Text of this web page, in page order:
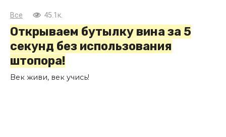
Все 45.1к.
Открываем бутылку вина за 5
секунд без использования
штопора!
Век живи, век учись!